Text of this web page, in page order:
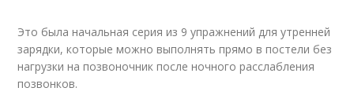
Это была начальная серия из 9 упражнений для утренней
зарядки, которые можно выполнять прямо в постели без
нагрузки на позвоночник после ночного расслабления
позвонков.